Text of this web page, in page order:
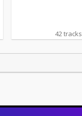
42 tracks